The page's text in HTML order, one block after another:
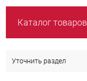
Каталог товаров
Уточнить раздел